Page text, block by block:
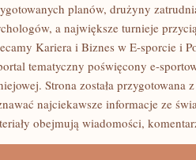
planów, drużyny
a największe turnieje
Kariera i Biznes w E-sporcie i
tematyczny poświęcony e-
Strona została przygotowana
najciekawsze informacje ze
obejmują wiadomości,